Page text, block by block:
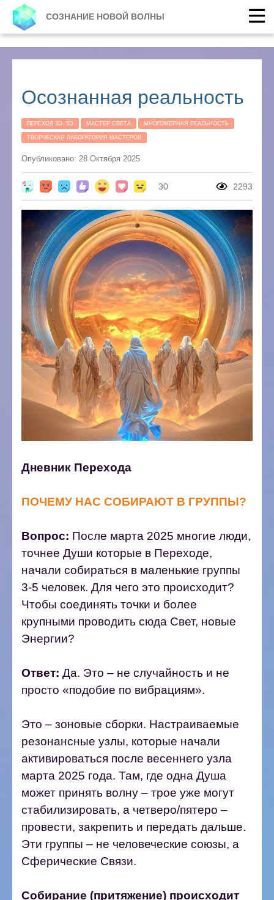
СОЗНАНИЕ НОВОЙ ВОЛНЫ
Осознанная реальность
ПЕРЕХОД 3D- 5D МАСТЕР СВЕТА МНОГОМЕРНАЯ РЕАЛЬНОСТЬ
ТВОРЧЕСКАЯ ЛАБОРАТОРИЯ МАСТЕРОВ
Опубликовано: 28 Октября 2025
30 2293
Дневник Перехода
ПОЧЕМУ НАС СОБИРАЮТ В ГРУППЫ?
Вопрос: После марта 2025 многие люди,
точнее Души которые в Переходе,
начали собираться в маленькие группы
3-5 человек. Для чего это происходит?
Чтобы соединять точки и более
крупными проводить сюда Свет, новые
Энергии?
Ответ: Да. Это – не случайность и не
просто «подобие по вибрациям».
Это – зоновые сборки. Настраиваемые
резонансные узлы, которые начали
активироваться после весеннего узла
марта 2025 года. Там, где одна Душа
может принять волну – трое уже могут
стабилизировать, а четверо/пятеро –
провести, закрепить и передать дальше.
Эти группы – не человеческие союзы, а
Сферические Связи.
Собирание (притяжение) происходит